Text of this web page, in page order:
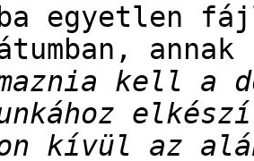
egyetlen
annak
kell a